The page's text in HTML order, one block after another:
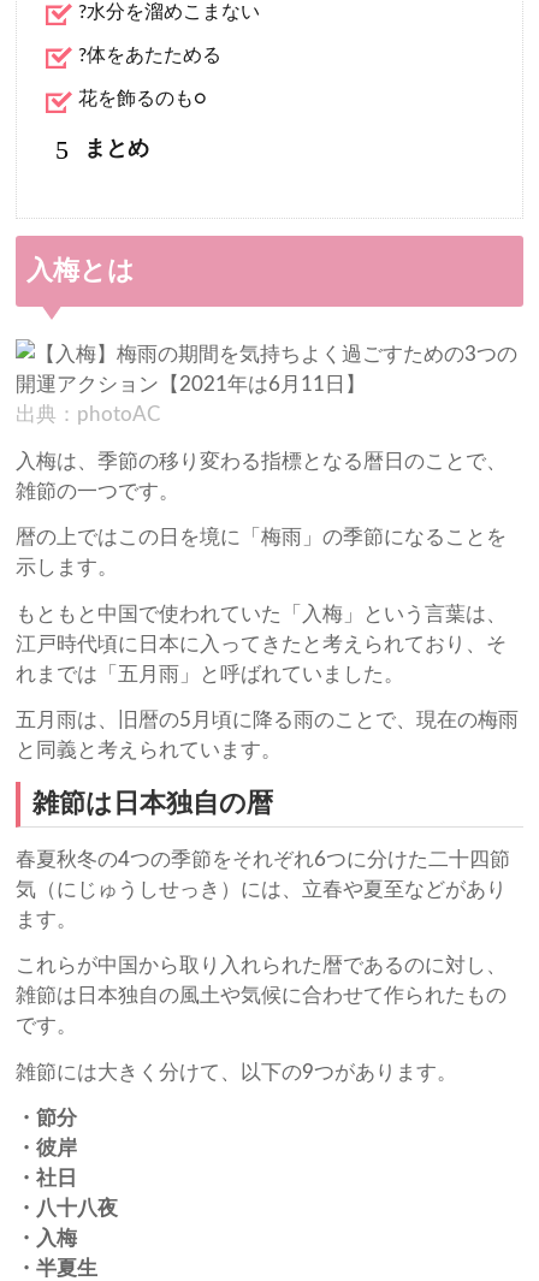
?水分を溜めこまない
?体をあたためる
花を飾るのも○
5 まとめ
入梅とは
出典：photoAC
入梅は、季節の移り変わる指標となる暦日のことで、
雑節の一つです。
暦の上ではこの日を境に「梅雨」の季節になることを
示します。
もともと中国で使われていた「入梅」という言葉は、
江戸時代頃に日本に入ってきたと考えられており、そ
れまでは「五月雨」と呼ばれていました。
五月雨は、旧暦の5月頃に降る雨のことで、現在の梅雨
と同義と考えられています。
雑節は日本独自の暦
春夏秋冬の4つの季節をそれぞれ6つに分けた二十四節
気（にじゅうしせっき）には、立春や夏至などがあり
ます。
これらが中国から取り入れられた暦であるのに対し、
雑節は日本独自の風土や気候に合わせて作られたもの
です。
雑節には大きく分けて、以下の9つがあります。
・節分
・彼岸
・社日
・八十八夜
・入梅
・半夏生